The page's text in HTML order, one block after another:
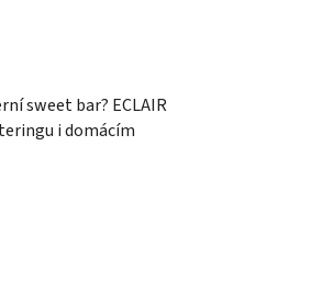
sweet bar? ECLAIR
i domácím